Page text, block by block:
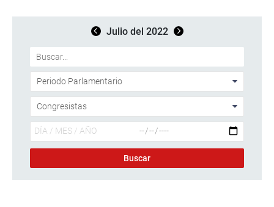
Julio del 2022